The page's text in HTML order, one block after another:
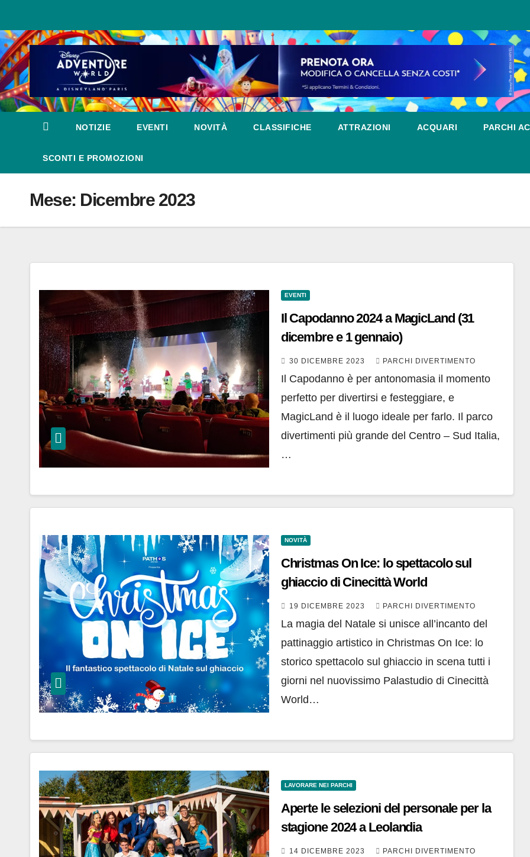
al
contenuto
NOTIZIE EVENTI NOVITÀ CLASSIFICHE ATTRAZIONI ACQUARI PARCHI
SCONTI E PROMOZIONI
Mese: Dicembre 2023
EVENTI
Il Capodanno 2024 a MagicLand (31
dicembre e 1 gennaio)
30 DICEMBRE 2023 PARCHI DIVERTIMENTO
Il Capodanno è per antonomasia il momento
perfetto per divertirsi e festeggiare, e
MagicLand è il luogo ideale per farlo. Il parco
divertimenti più grande del Centro – Sud Italia,
…
NOVITÀ
Christmas On Ice: lo spettacolo sul
ghiaccio di Cinecittà World
19 DICEMBRE 2023 PARCHI DIVERTIMENTO
La magia del Natale si unisce all’incanto del
pattinaggio artistico in Christmas On Ice: lo
storico spettacolo sul ghiaccio in scena tutti i
giorni nel nuovissimo Palastudio di Cinecittà
World…
LAVORARE NEI PARCHI
Aperte le selezioni del personale per la
stagione 2024 a Leolandia
14 DICEMBRE 2023 PARCHI DIVERTIMENTO